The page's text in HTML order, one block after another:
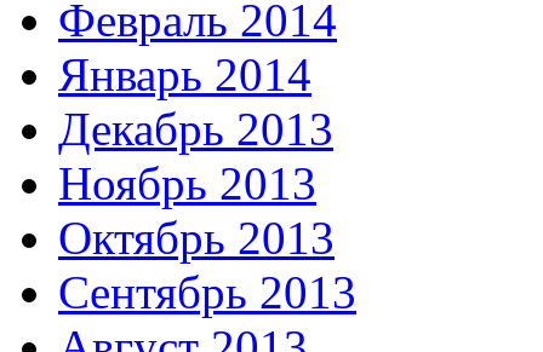
Февраль 2014
Январь 2014
Декабрь 2013
Ноябрь 2013
Октябрь 2013
Сентябрь 2013